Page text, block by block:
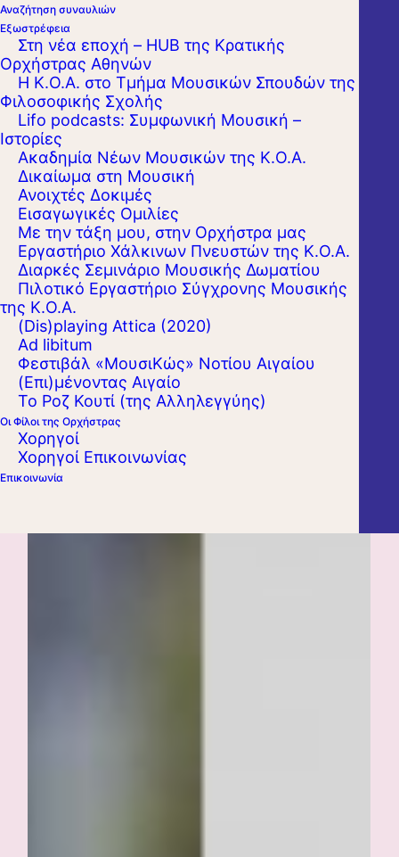
Αναζήτηση συναυλιών
Εξωστρέφεια
Στη νέα εποχή – HUB της Κρατικής
Ορχήστρας Αθηνών
Η Κ.Ο.Α. στο Τμήμα Μουσικών Σπουδών της
Φιλοσοφικής Σχολής
Lifo podcasts: Συμφωνική Μουσική –
Ιστορίες
Ακαδημία Νέων Μουσικών της Κ.Ο.Α.
Δικαίωμα στη Μουσική
Ανοιχτές Δοκιμές
Εισαγωγικές Ομιλίες
Με την τάξη μου, στην Ορχήστρα μας
Εργαστήριo Χάλκινων Πνευστών της Κ.Ο.Α.
Διαρκές Σεμινάριο Μουσικής Δωματίου
Πιλοτικό Εργαστήριο Σύγχρονης Μουσικής
της Κ.Ο.Α.
(Dis)playing Attica (2020)
Ad libitum
Φεστιβάλ «ΜουσιΚώς» Νοτίου Αιγαίου
(Επι)μένοντας Αιγαίο
Το Ροζ Κουτί (της Αλληλεγγύης)
Οι Φίλοι της Ορχήστρας
Χορηγοί
Χορηγοί Επικοινωνίας
Επικοινωνία